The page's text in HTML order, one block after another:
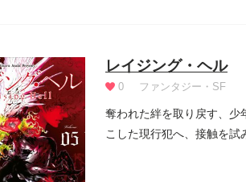
レイジング・ヘル
0 ファンタジー・SF
奪われた絆を取り戻す、
こした現行犯へ、接触を